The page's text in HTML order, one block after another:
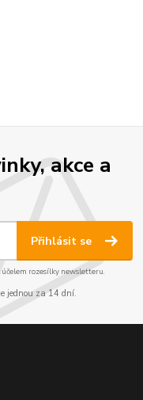
akce a
Přihlásit se
rozesílky newsletteru.
jednou za 14 dní.